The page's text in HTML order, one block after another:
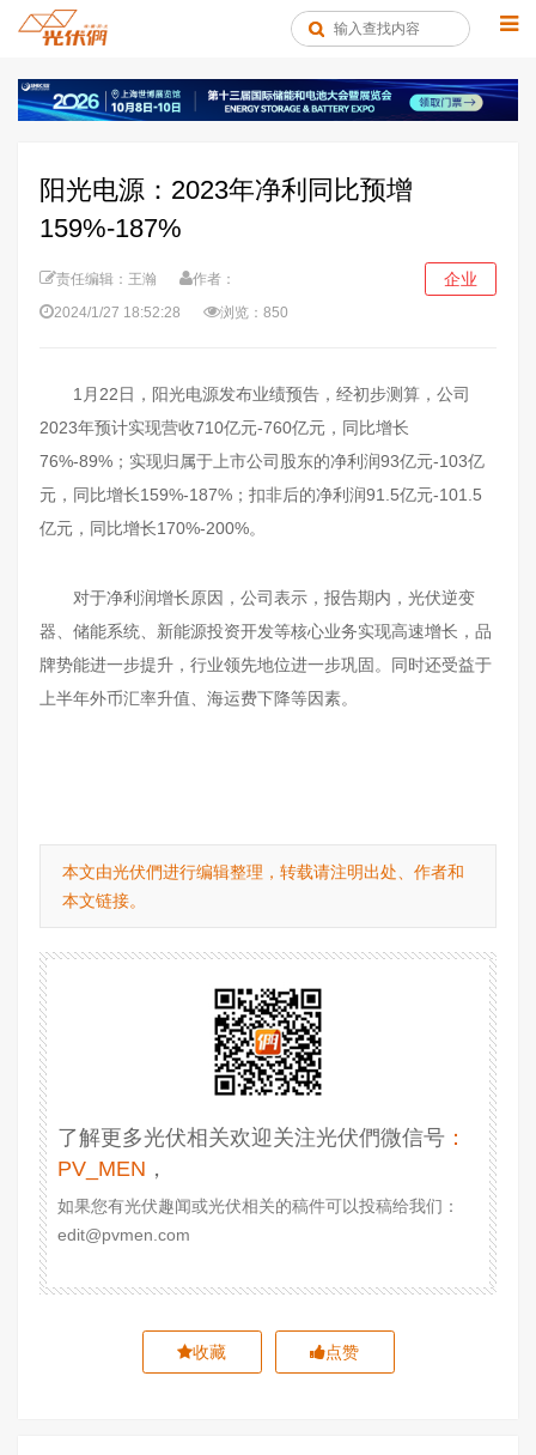
阳光电源：2023年净利同比预增
159%-187%
责任编辑：王瀚
作者：
2024/1/27 18:52:28
浏览：850
企业
1月22日，阳光电源发布业绩预告，经初步测算，公司
2023年预计实现营收710亿元-760亿元，同比增长
76%-89%；实现归属于上市公司股东的净利润93亿元-103亿
元，同比增长159%-187%；扣非后的净利润91.5亿元-101.5
亿元，同比增长170%-200%。
对于净利润增长原因，公司表示，报告期内，光伏逆变
器、储能系统、新能源投资开发等核心业务实现高速增长，品
牌势能进一步提升，行业领先地位进一步巩固。同时还受益于
上半年外币汇率升值、海运费下降等因素。
本文由光伏們进行编辑整理，转载请注明出处、作者和
本文链接。
了解更多光伏相关欢迎关注光伏們微信号 ：
PV_MEN ，
如果您有光伏趣闻或光伏相关的稿件可以投稿给我们：
edit@pvmen.com
收藏 点赞